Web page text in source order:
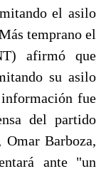
el asilo
temprano el
afirmó que
su asilo
fue
del partido
Barboza,
ante "un